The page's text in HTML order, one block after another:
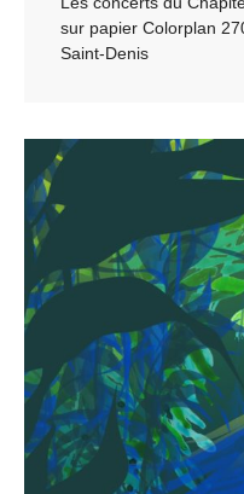
sur papier Colorplan
Saint-Denis